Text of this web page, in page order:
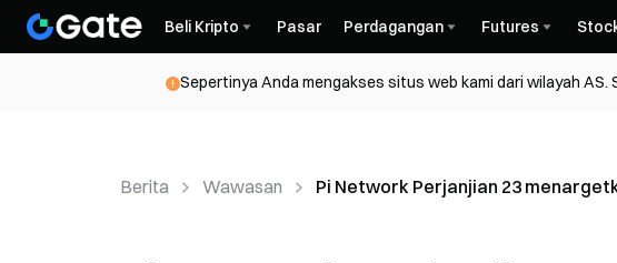
Beli Kripto Pasar Perdagangan Futures
Sepertinya Anda mengakses situs web kami dari wilayah
Berita Wawasan Pi Network Perjanjian 23